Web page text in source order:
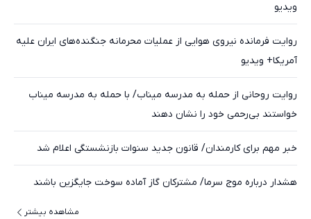
ویدیو
روایت فرمانده نیروی هوایی از عملیات محرمانه جنگنده‌های ایران علیه
آمریکا+ ویدیو
روایت روحانی از حمله به مدرسه میناب/ با حمله به مدرسه میناب
خواستند بی‌رحمی خود را نشان دهند
خبر مهم برای کارمندان/ قانون جدید سنوات بازنشستگی اعلام شد
هشدار درباره موج سرما/ مشترکان گاز آماده سوخت جایگزین باشند
مشاهده بیشتر